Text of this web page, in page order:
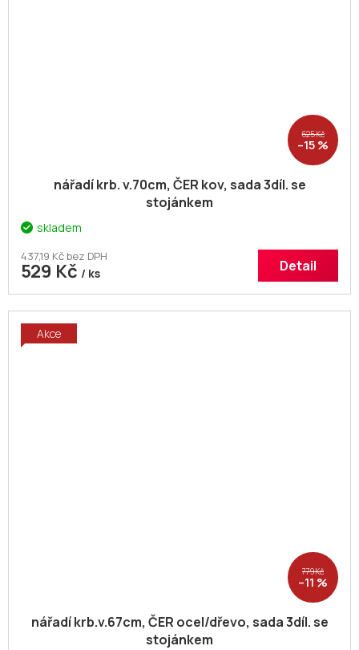
625 Kč
–15 %
nářadí krb. v.70cm, ČER kov, sada 3díl. se
stojánkem
skladem
437,19 Kč bez DPH
529 Kč / ks Detail
Akce
779 Kč
–11 %
nářadí krb.v.67cm, ČER ocel/dřevo, sada 3díl. se
stojánkem